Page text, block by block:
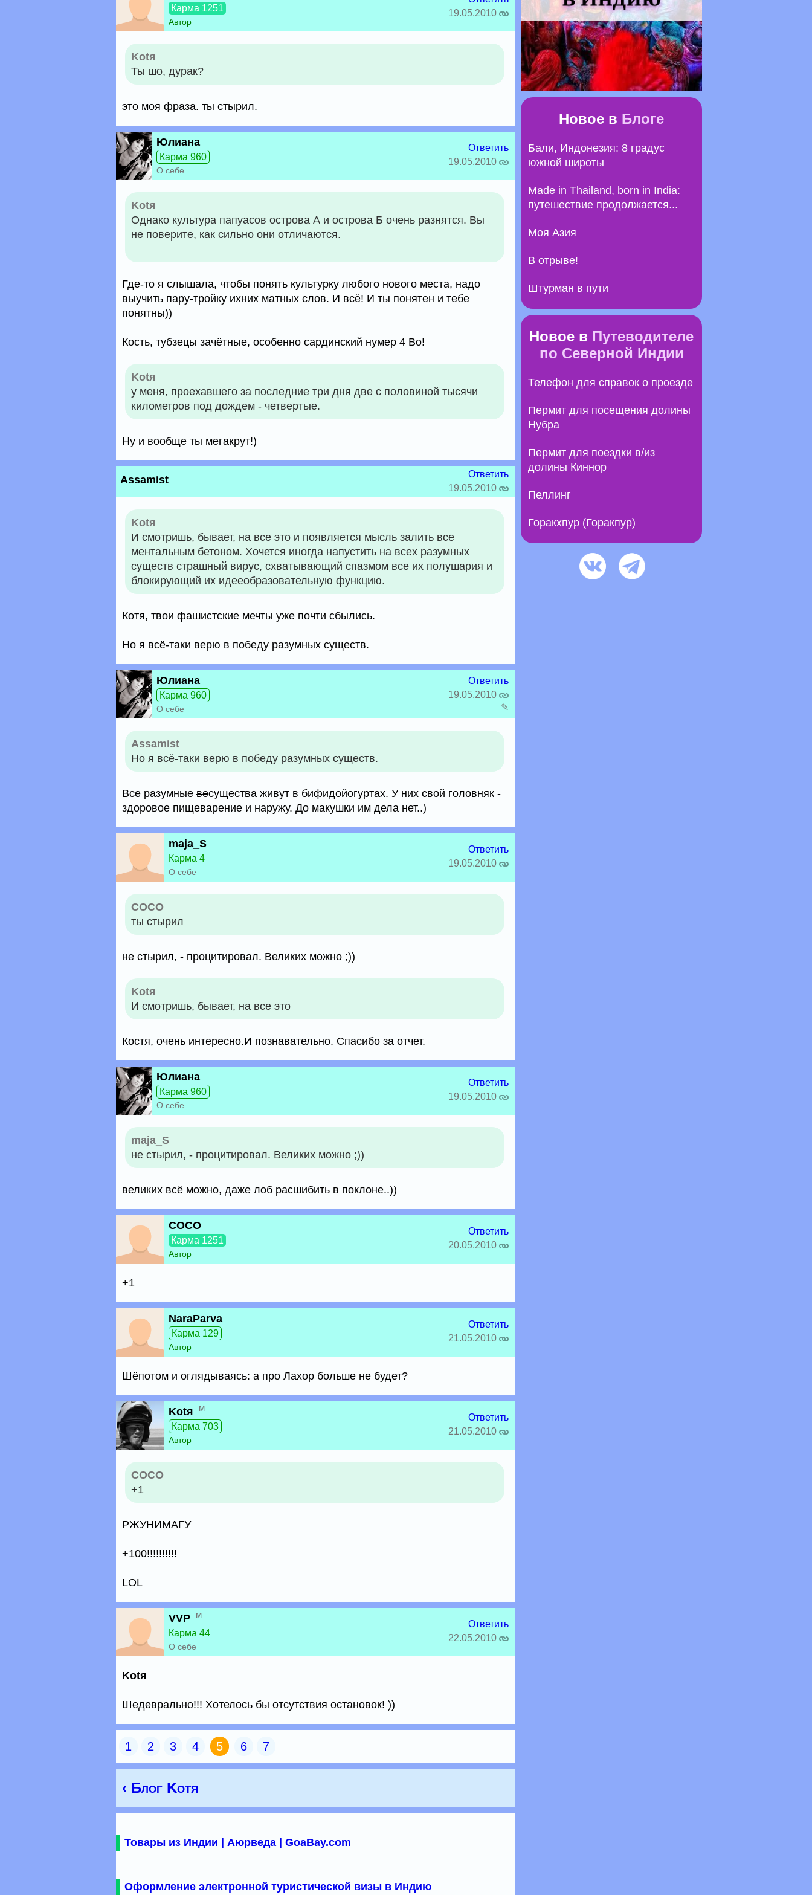
Карма 1251
Автор
19.05.2010
Kotя
Ты шо, дурак?
это моя фраза. ты стырил.
Юлиана
Карма 960
О себе
Ответить
19.05.2010
Kotя
Однако культура папуасов острова А и острова Б очень разнятся. Вы
не поверите, как сильно они отличаются.
Где-то я слышала, чтобы понять культурку любого нового места, надо
выучить пару-тройку ихних матных слов. И всё! И ты понятен и тебе
понятны))
Кость, тубзецы зачётные, особенно сардинский нумер 4 Во!
Kotя
у меня, проехавшего за последние три дня две с половиной тысячи
километров под дождем - четвертые.
Ну и вообще ты мегакрут!)
Assamist
Ответить
19.05.2010
Kotя
И смотришь, бывает, на все это и появляется мысль залить все
ментальным бетоном. Хочется иногда напустить на всех разумных
существ страшный вирус, схватывающий спазмом все их полушария и
блокирующий их идееобразовательную функцию.
Котя, твои фашистские мечты уже почти сбылись.
Но я всё-таки верю в победу разумных существ.
Юлиана
Карма 960
О себе
Ответить
19.05.2010
✎
Assamist
Но я всё-таки верю в победу разумных существ.
Все разумные весущества живут в бифидойогуртах. У них свой головняк -
здоровое пищеварение и наружу. До макушки им дела нет..)
maja_S
Карма 4
О себе
Ответить
19.05.2010
COCO
ты стырил
не стырил, - процитировал. Великих можно ;))
Kotя
И смотришь, бывает, на все это
Костя, очень интересно.И познавательно. Спасибо за отчет.
Юлиана
Карма 960
О себе
Ответить
19.05.2010
maja_S
не стырил, - процитировал. Великих можно ;))
великих всё можно, даже лоб расшибить в поклоне..))
COCO
Карма 1251
Автор
Ответить
20.05.2010
+1
NaraParva
Карма 129
Автор
Ответить
21.05.2010
Шёпотом и оглядываясь: а про Лахор больше не будет?
Kotя
м
Карма 703
Автор
Ответить
21.05.2010
COCO
+1
РЖУНИМАГУ
+100!!!!!!!!!!
LOL
VVP м
Карма 44
О себе
Ответить
22.05.2010
Kotя
Шедеврально!!! Хотелось бы отсутствия остановок! ))
1 2 3 4 5 6 7
‹ Блог Kotя
Товары из Индии | Аюрведа | GoaBay.com
Оформление электронной туристической визы в Индию
Новое в Блоге
Бали, Индонезия: 8 градус
южной широты
Made in Thailand, born in India:
путешествие продолжается...
Моя Азия
В отрыве!
Штурман в пути
Новое в Путеводителе
по Северной Индии
Телефон для справок о проезде
Пермит для посещения долины
Нубра
Пермит для поездки в/из
долины Киннор
Пеллинг
Горакхпур (Горакпур)